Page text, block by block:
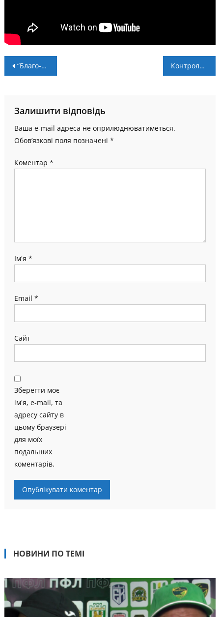
Навігація
“Благо-Юність” Івано-Франківськ – переможець турніру “Кубок Підгір’я” 2025 року Контрольні матчі. Фініш Кубка Підгір’я, турніри в районах
Залишити відповідь
Ваша e-mail адреса не оприлюднюватиметься.
Обов’язкові поля позначені *
Коментар *
Ім'я *
Email *
Сайт
Зберегти моє
ім'я, e-mail, та
адресу сайту в
цьому браузері
для моїх
подальших
коментарів.
НОВИНИ ПО ТЕМІ